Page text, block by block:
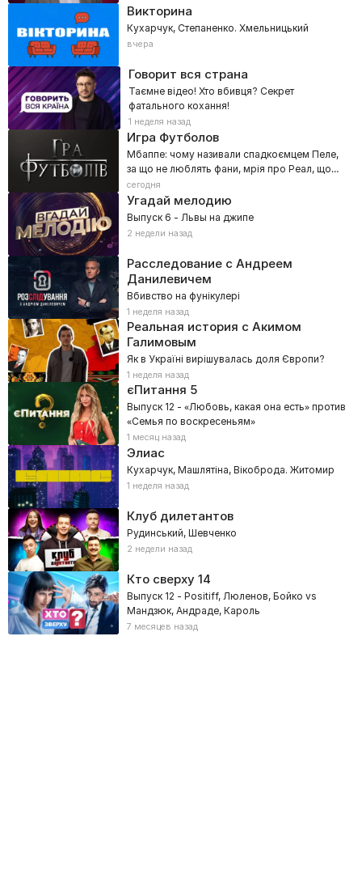
Викторина
Кухарчук, Степаненко. Хмельницький
вчера
Говорит вся страна
Таємне відео! Хто вбивця? Секрет
фатального кохання!
1 неделя назад
Игра Футболов
Мбаппе: чому називали спадкоємцем Пеле,
за що не люблять фани, мрія про Реал, що
стала розчаруванням
сегодня
Угадай мелодию
Выпуск 6 - Львы на джипе
2 недели назад
Расследование с Андреем
Данилевичем
Вбивство на фунікулері
1 неделя назад
Реальная история с Акимом
Галимовым
Як в Україні вирішувалась доля Європи?
1 неделя назад
єПитання 5
Выпуск 12 - «Любовь, какая она есть» против
«Семья по воскресеньям»
1 месяц назад
Элиас
Кухарчук, Машлятіна, Вікоброда. Житомир
1 неделя назад
Клуб дилетантов
Рудинський, Шевченко
2 недели назад
Кто сверху14
Выпуск 12 - Positiff, Люленов, Бойко vs
Мандзюк, Андраде, Кароль
7 месяцев назад